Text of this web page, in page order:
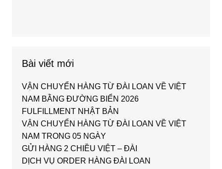
Bài viết mới
VẬN CHUYỂN HÀNG TỪ ĐÀI LOAN VỀ VIỆT
NAM BẰNG ĐƯỜNG BIỂN 2026
FULFILLMENT NHẬT BẢN
VẬN CHUYỂN HÀNG TỪ ĐÀI LOAN VỀ VIỆT
NAM TRONG 05 NGÀY
GỬI HÀNG 2 CHIỀU VIỆT – ĐÀI
DỊCH VỤ ORDER HÀNG ĐÀI LOAN